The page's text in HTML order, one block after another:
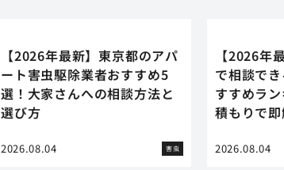
【2026年最新】東京都のアパ
ート害虫駆除業者おすすめ5
選！大家さんへの相談方法と
選び方
2026.08.04 害虫
【2026年
で相談で
すすめラ
積もりで
2026.08.04